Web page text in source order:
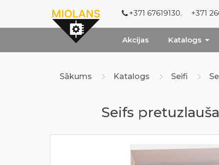
+371 67619130, +371
Akcijas Katalogs
Sākums Katalogs Seifi
Seifs